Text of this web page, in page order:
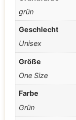
grün
Geschlecht
Unisex
Größe
One Size
Farbe
Grün